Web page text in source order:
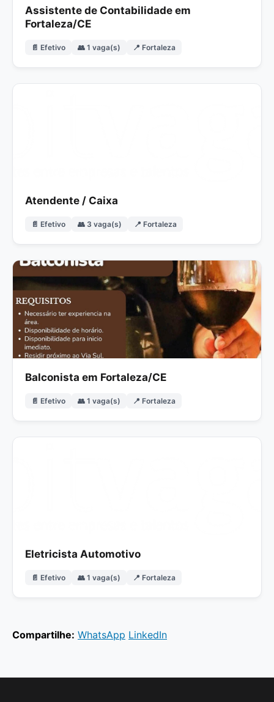
Assistente de Contabilidade em
Fortaleza/CE
📄 Efetivo 👥 1 vaga(s) 📍 Fortaleza
Atendente / Caixa
📄 Efetivo 👥 3 vaga(s) 📍 Fortaleza
Balconista em Fortaleza/CE
📄 Efetivo 👥 1 vaga(s) 📍 Fortaleza
Eletricista Automotivo
📄 Efetivo 👥 1 vaga(s) 📍 Fortaleza
Compartilhe: WhatsApp LinkedIn